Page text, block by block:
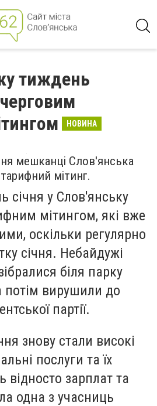
тиждень
НОВИНА
мешканці Слов'янська
мітинг.
січня у Слов'янську
мітингом, які вже
оскільки регулярно
січня. Небайдужі
біля парку
вирушили до
партії.
знову стали високі
послуги та їх
відносто зарплат та
одна з учасниць